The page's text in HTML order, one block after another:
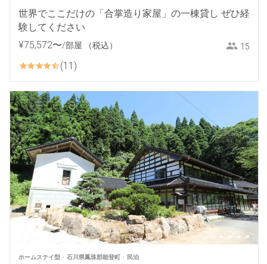
世界でここだけの「合掌造り家屋」の一棟貸し ぜひ経
験してください
¥75,572〜/部屋 （税込） 15
11
ホームステイ型 石川県鳳珠郡能登町 民泊